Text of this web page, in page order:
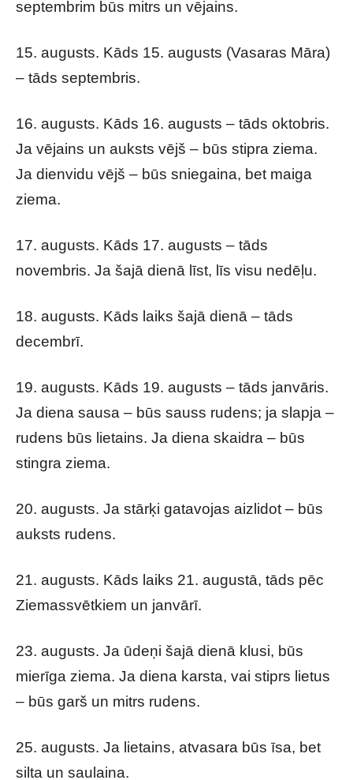
septembrim būs mitrs un vējains.
15. augusts. Kāds 15. augusts (Vasaras Māra)
– tāds septembris.
16. augusts. Kāds 16. augusts – tāds oktobris.
Ja vējains un auksts vējš – būs stipra ziema.
Ja dienvidu vējš – būs sniegaina, bet maiga
ziema.
17. augusts. Kāds 17. augusts – tāds
novembris. Ja šajā dienā līst, līs visu nedēļu.
18. augusts. Kāds laiks šajā dienā – tāds
decembrī.
19. augusts. Kāds 19. augusts – tāds janvāris.
Ja diena sausa – būs sauss rudens; ja slapja –
rudens būs lietains. Ja diena skaidra – būs
stingra ziema.
20. augusts. Ja stārķi gatavojas aizlidot – būs
auksts rudens.
21. augusts. Kāds laiks 21. augustā, tāds pēc
Ziemassvētkiem un janvārī.
23. augusts. Ja ūdeņi šajā dienā klusi, būs
mierīga ziema. Ja diena karsta, vai stiprs lietus
– būs garš un mitrs rudens.
25. augusts. Ja lietains, atvasara būs īsa, bet
silta un saulaina.